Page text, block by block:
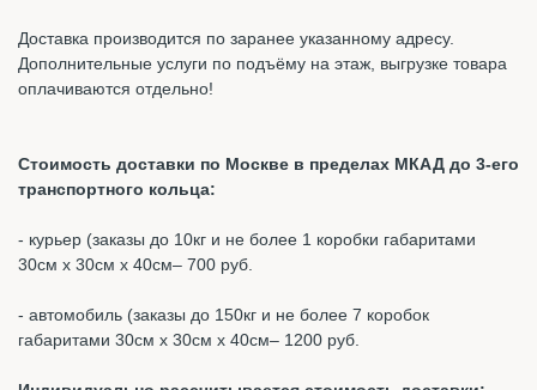
Доставка производится по заранее указанному адресу.
Дополнительные услуги по подъёму на этаж, выгрузке товара
оплачиваются отдельно!
Стоимость доставки по Москве в пределах МКАД до 3-его
транспортного кольца:
- курьер (заказы до 10кг и не более 1 коробки габаритами
30см х 30см х 40см– 700 руб.
- автомобиль (заказы до 150кг и не более 7 коробок
габаритами 30см х 30см х 40см– 1200 руб.